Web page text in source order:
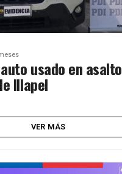
usado en asalto
Illapel
VER MÁS